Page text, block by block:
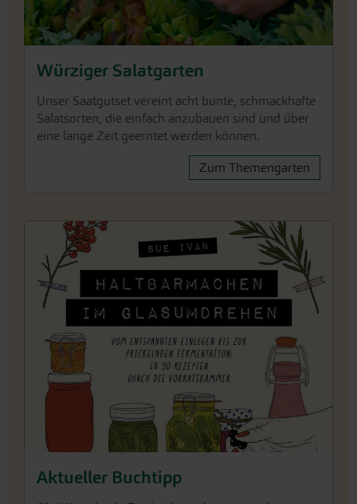
Unser Saatgutset vereint acht bunte, schmackhafte
Salatsorten, die einfach anzubauen sind und über
eine lange Zeit geerntet werden können.
Zum Themengarten
Aktueller Buchtipp
Ob Kälteschock, Trockenkur oder ein gesalzenes
Sprudelbad – in „
Haltbarmachen im
Glasumdrehen“ lernen Sie verschiedene Methoden
Einlegen kennen, um Ihre Ernte haltbar zu machen.